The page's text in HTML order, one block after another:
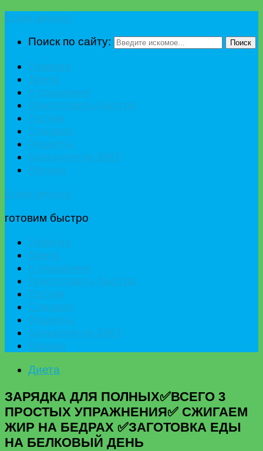
Поиск по сайту:
Поиск
готовим быстро
Диета
ЗАРЯДКА ДЛЯ ПОЛНЫХ✅ВСЕГО 3
ПРОСТЫХ УПРАЖНЕНИЯ✅ СЖИГАЕМ
ЖИР НА БЕДРАХ ✅ЗАГОТОВКА ЕДЫ
НА БЕЛКОВЫЙ ДЕНЬ